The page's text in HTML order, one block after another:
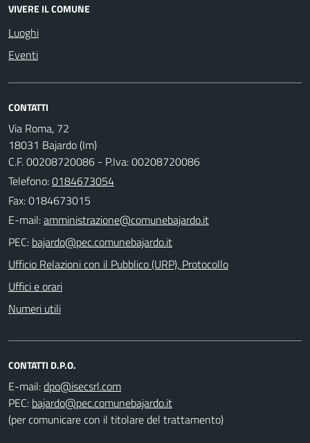
VIVERE IL COMUNE
Luoghi
Eventi
CONTATTI
Via Roma, 72
18031 Bajardo (Im)
C.F. 00208720086 - P.Iva: 00208720086
Telefono:0184673054
Fax: 0184673015
E-mail:
PEC:
Ufficio Relazioni con il Pubblico (URP), Protocollo
Uffici e orari
Numeri utili
CONTATTI D.P.O.
E-mail:
PEC:
(per comunicare con il titolare del trattamento)